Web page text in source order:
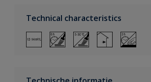
Technical characteristics